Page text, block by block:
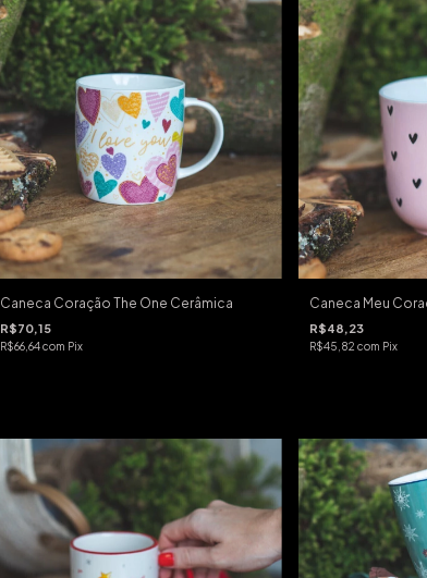
Caneca Coração The One Cerâmica
R$70,15
R$66,64com Pix
Caneca Meu
R$48,23
R$45,82 com Pix